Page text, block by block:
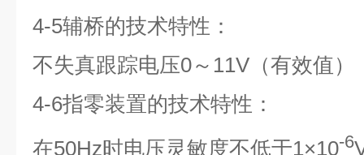
4-5辅桥的技术特性：
不失真跟踪电压0～11V（有效值）
4-6指零装置的技术特性：
在50Hz时电压灵敏度不低于1×10-6